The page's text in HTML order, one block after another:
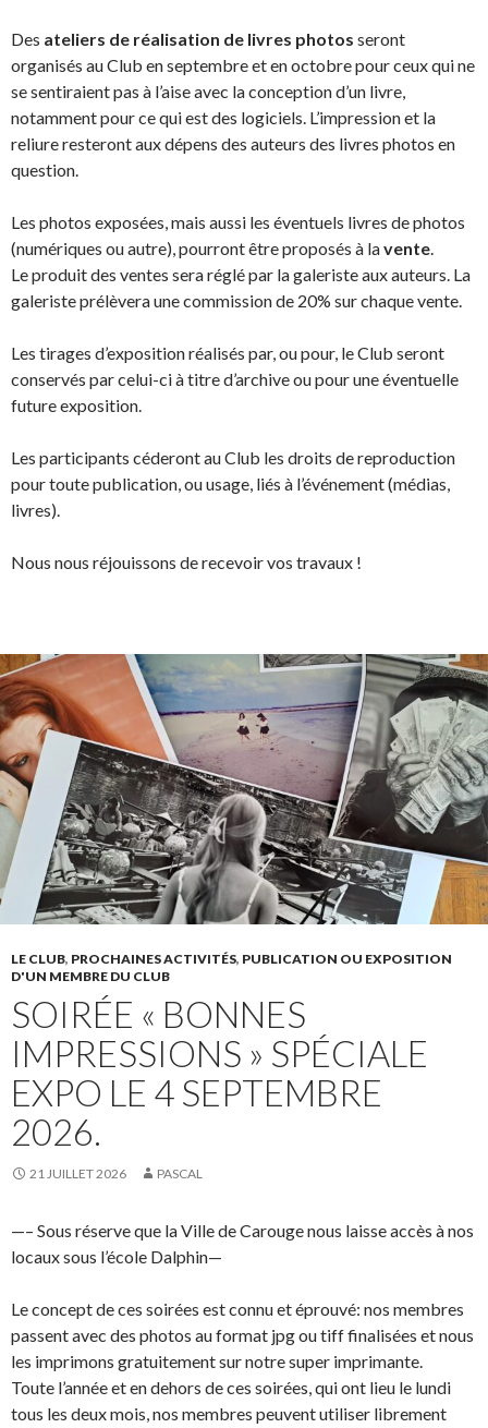
Des ateliers de réalisation de livres photos seront
organisés au Club en septembre et en octobre pour ceux qui ne
se sentiraient pas à l’aise avec la conception d’un livre,
notamment pour ce qui est des logiciels. L’impression et la
reliure resteront aux dépens des auteurs des livres photos en
question.
Les photos exposées, mais aussi les éventuels livres de photos
(numériques ou autre), pourront être proposés à lavente.
Le produit des ventes sera réglé par la galeriste aux auteurs. La
galeriste prélèvera une commission de 20% sur chaque vente.
Les tirages d’exposition réalisés par, ou pour, le Club seront
conservés par celui-ci à titre d’archive ou pour une éventuelle
future exposition.
Les participants céderont au Club les droits de reproduction
pour toute publication, ou usage, liés à l’événement (médias,
livres).
Nous nous réjouissons de recevoir vos travaux !
LE CLUB, PROCHAINES ACTIVITÉS, PUBLICATION OU EXPOSITION
D'UN MEMBRE DU CLUB
SOIRÉE « BONNES
IMPRESSIONS » SPÉCIALE
EXPO LE 4 SEPTEMBRE
2026.
21 JUILLET 2026 PASCAL
—– Sous réserve que la Ville de Carouge nous laisse accès à nos
locaux sous l’école Dalphin—
Le concept de ces soirées est connu et éprouvé: nos membres
passent avec des photos au format jpg ou tiff finalisées et nous
les imprimons gratuitement sur notre super imprimante.
Toute l’année et en dehors de ces soirées, qui ont lieu le lundi
tous les deux mois, nos membres peuvent utiliser librement